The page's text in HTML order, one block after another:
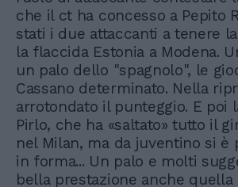
che il ct ha concesso a Pepito
stati i due attaccanti a tenere
la flaccida Estonia a Modena.
un palo dello "spagnolo", le
Cassano determinato. Nella
arrotondato il punteggio. E poi
Pirlo, che ha «saltato» tutto il
nel Milan, ma da juventino si è
in forma... Un palo e molti
bella prestazione anche quella